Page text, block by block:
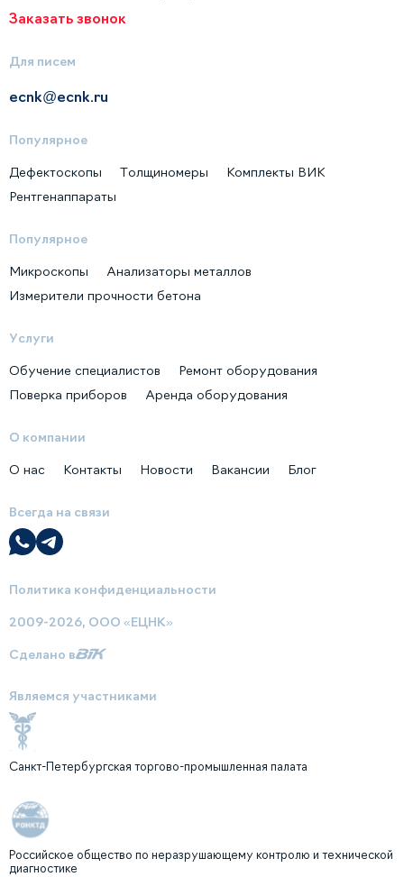
Заказать звонок
Для писем
ecnk@ecnk.ru
Популярное
Дефектоскопы Толщиномеры
Комплекты ВИК
Рентгенаппараты
Популярное
Микроскопы
Анализаторы металлов
Измерители прочности бетона
Услуги
Обучение специалистов
Ремонт оборудования
Поверка приборов
Аренда оборудования
О компании
О нас Контакты Новости Вакансии Блог
Всегда на связи
Политика конфиденциальности
2009-2026, ООО «ЕЦНК»
Сделано в
Являемся участниками
Санкт-Петербургская торгово-промышленная палата
Российское общество по неразрушающему контролю и технической
диагностике